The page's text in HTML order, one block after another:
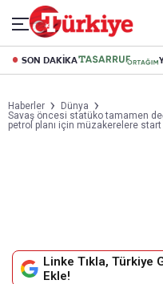
SON DAKİKA
Haberler
Dünya
Savaş öncesi statüko tamamen
petrol planı için müzakerelere
Linke Tıkla, Türkiye
Ekle!